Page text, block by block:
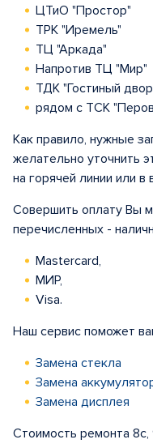
ЦТиО "Простор"
ТРК "Иремель"
ТЦ "Аркада"
Напротив ТЦ "Мир"
ТДК "Гостиный
рядом с ТСК
Как правило, нужные
желательно уточнить
на горячей линии или
Совершить оплату Вы
перечисленных -
Mastercard,
МИР,
Visa.
Наш сервис поможет
Замена стекла
Замена
Замена дисплея
Стоимость ремонта 8с,